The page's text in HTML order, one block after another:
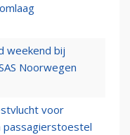
weekend bij
Noorwegen
voor
passagierstoestel